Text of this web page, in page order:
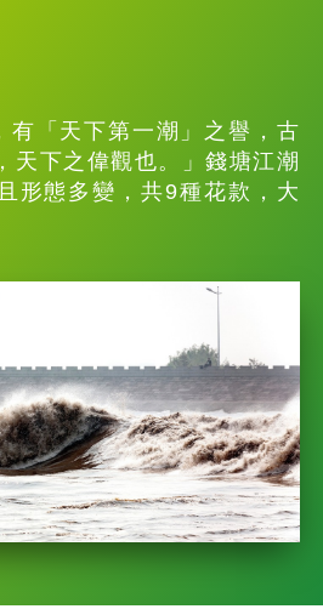
「天下第一潮」之譽，古
天下之偉觀也。」錢塘江潮
形態多變，共9種花款，大